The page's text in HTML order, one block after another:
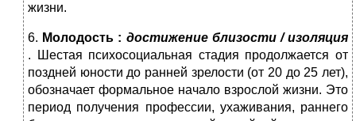
жизни.
6. Молодость : достижение близости / изоляция
. Шестая психосоциальная стадия продолжается от
поздней юности до ранней зрелости (от 20 до 25 лет),
обозначает формальное начало взрослой жизни. Это
период получения профессии, ухаживания, раннего